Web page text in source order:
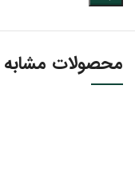
محصولات مشابه